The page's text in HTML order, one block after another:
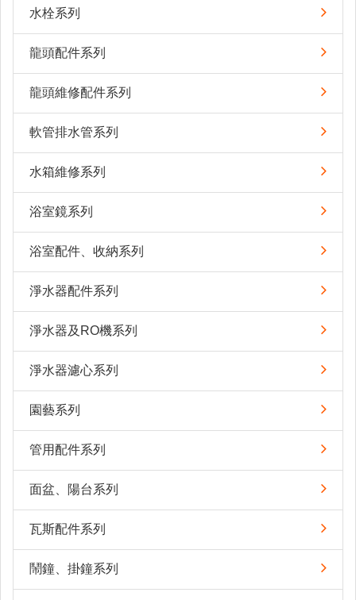
水栓系列
龍頭配件系列
龍頭維修配件系列
軟管排水管系列
水箱維修系列
浴室鏡系列
浴室配件、收納系列
淨水器配件系列
淨水器及RO機系列
淨水器濾心系列
園藝系列
管用配件系列
面盆、陽台系列
瓦斯配件系列
鬧鐘、掛鐘系列